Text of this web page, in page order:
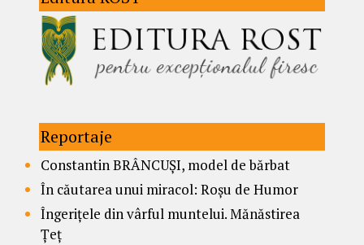
Reportaje
Constantin BRÂNCUȘI, model de bărbat
În căutarea unui miracol: Roșu de Humor
Îngerițele din vârful muntelui. Mănăstirea
Țeț